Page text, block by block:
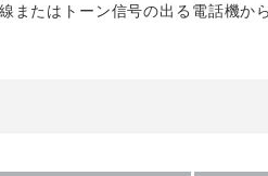
たはトーン信号の出る電話機か